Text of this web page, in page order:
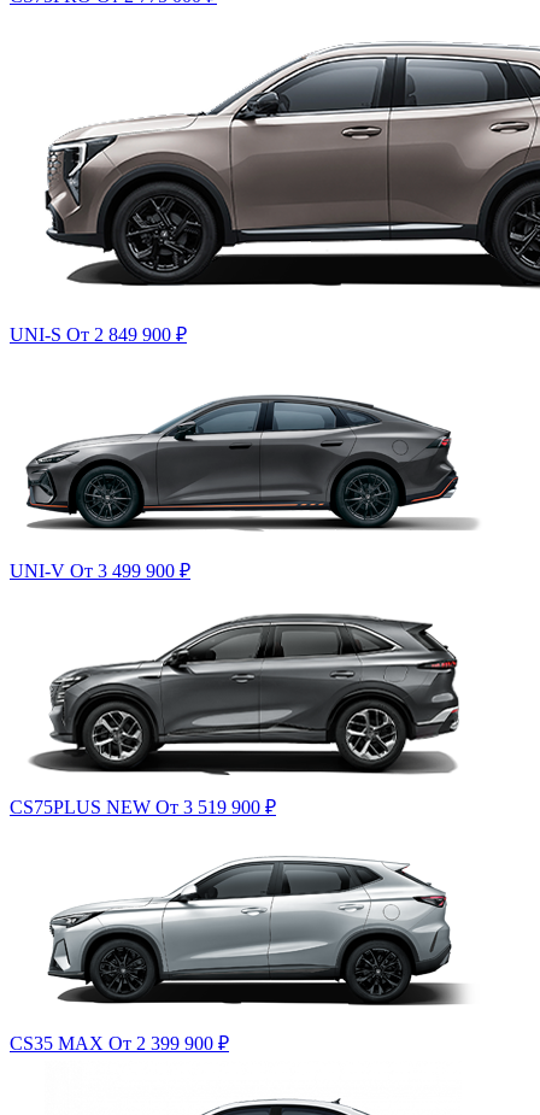
UNI-S От 2 849 900 ₽
UNI-V От 3 499 900 ₽
CS75PLUS NEW От 3 519 900 ₽
CS35 MAX От 2 399 900 ₽